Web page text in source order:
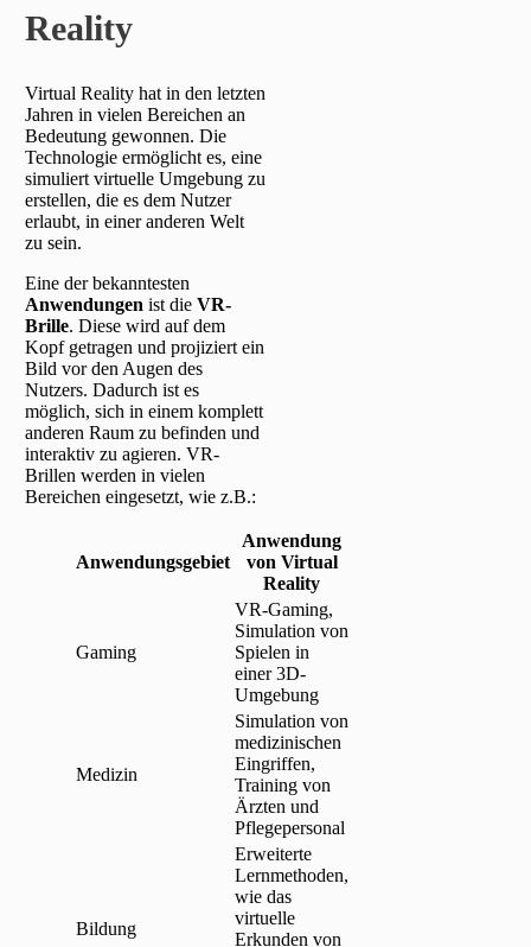
Reality
Virtual Reality hat in den letzten
Jahren in vielen Bereichen an
Bedeutung gewonnen. Die
Technologie ermöglicht es, eine
simuliert virtuelle Umgebung zu
erstellen, die es dem Nutzer
erlaubt, in einer anderen Welt
zu sein.
Eine der bekanntesten
Anwendungen ist die VR-
Brille. Diese wird auf dem
Kopf getragen und projiziert ein
Bild vor den Augen des
Nutzers. Dadurch ist es
möglich, sich in einem komplett
anderen Raum zu befinden und
interaktiv zu agieren. VR-
Brillen werden in vielen
Bereichen eingesetzt, wie z.B.:
Anwendungsgebiet
Anwendung
von Virtual
Reality
Gaming
VR-Gaming,
Simulation von
Spielen in
einer 3D-
Umgebung
Medizin
Simulation von
medizinischen
Eingriffen,
Training von
Ärzten und
Pflegepersonal
Bildung
Erweiterte
Lernmethoden,
wie das
virtuelle
Erkunden von